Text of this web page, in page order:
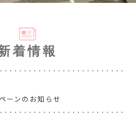
着情報
ーンのお知らせ